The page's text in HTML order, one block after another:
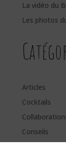
La vidéo du
Les photos
Articles
Cocktails
Conseils